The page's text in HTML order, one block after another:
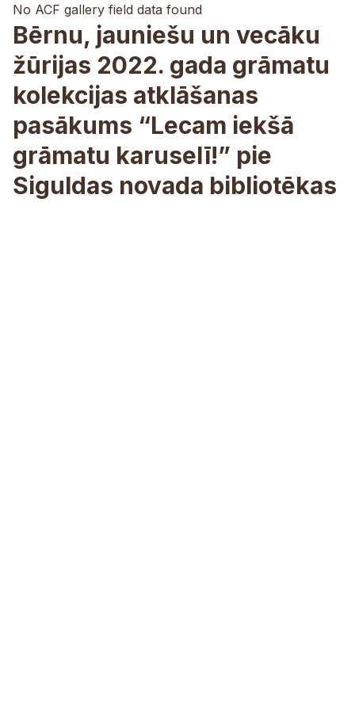
No ACF gallery field data found
Bērnu, jauniešu un vecāku
žūrijas 2022. gada grāmatu
kolekcijas atklāšanas
pasākums “Lecam iekšā
grāmatu karuselī!” pie
Siguldas novada bibliotēkas